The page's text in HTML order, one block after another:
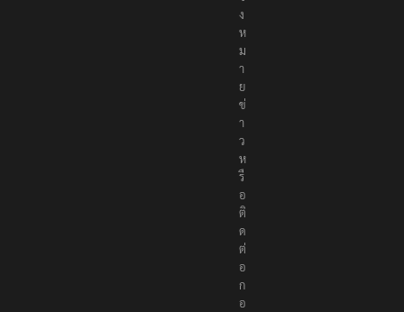
ง
ห
ม
า
ย
ข่
า
ว
ห
รื
อ
ติ
ด
ต่
อ
ก
อ